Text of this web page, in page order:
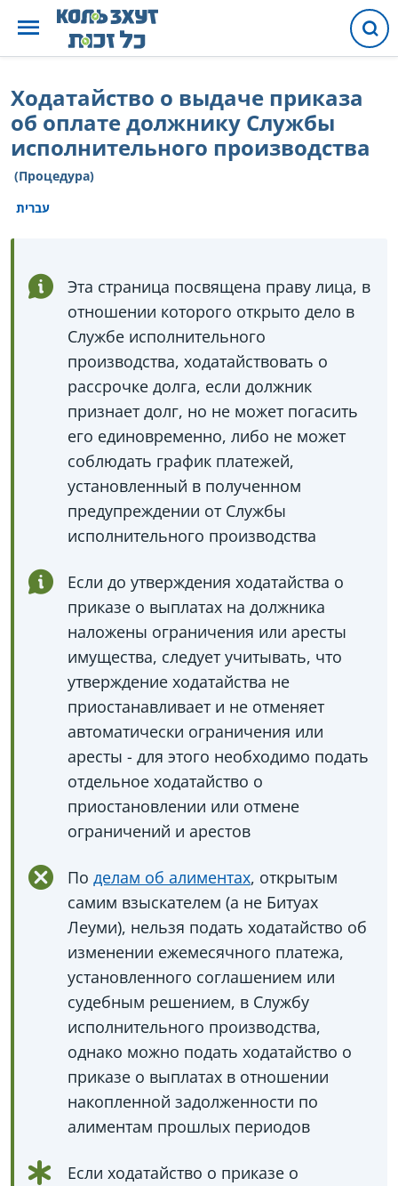
Ходатайство о выдаче приказа
об оплате должнику Службы
исполнительного производства
(Процедура)
עברית
Эта страница посвящена праву лица, в
отношении которого открыто дело в
Службе исполнительного
производства, ходатайствовать о
рассрочке долга, если должник
признает долг, но не может погасить
его единовременно, либо не может
соблюдать график платежей,
установленный в полученном
предупреждении от Службы
исполнительного производства
Если до утверждения ходатайства о
приказе о выплатах на должника
наложены ограничения или аресты
имущества, следует учитывать, что
утверждение ходатайства не
приостанавливает и не отменяет
автоматически ограничения или
аресты - для этого необходимо подать
отдельное ходатайство о
приостановлении или отмене
ограничений и арестов
По делам об алиментах, открытым
самим взыскателем (а не Битуах
Леуми), нельзя подать ходатайство об
изменении ежемесячного платежа,
установленного соглашением или
судебным решением, в Службу
исполнительного производства,
однако можно подать ходатайство о
приказе о выплатах в отношении
накопленной задолженности по
алиментам прошлых периодов
Если ходатайство о приказе о